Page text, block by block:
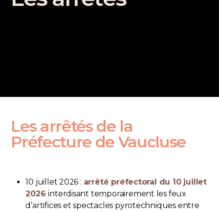
Les arrêtés de la
Préfecture de Vaucluse
10 juillet 2026 : arrêté préfectoral du 10 juillet
2026 interdisant temporairement les feux
d’artifices et spectacles pyrotechniques entre